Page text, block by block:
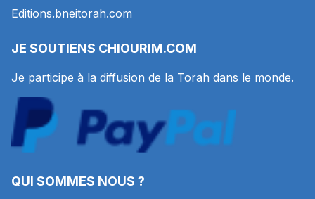
Editions.bneitorah.com
JE SOUTIENS CHIOURIM.COM
Je participe à la diffusion de la Torah dans le monde.
QUI SOMMES NOUS ?